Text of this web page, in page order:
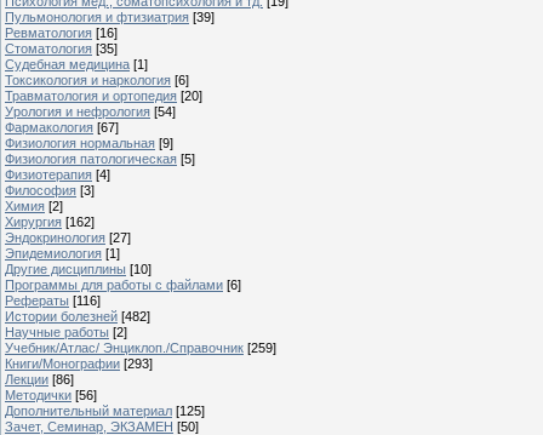
Пульмонология и фтизиатрия [39]
Ревматология [16]
Стоматология [35]
Судебная медицина [1]
Токсикология и наркология [6]
Травматология и ортопедия [20]
Урология и нефрология [54]
Фармакология [67]
Физиология нормальная [9]
Физиология патологическая [5]
Физиотерапия [4]
Философия [3]
Химия [2]
Хирургия [162]
Эндокринология [27]
Эпидемиология [1]
Другие дисциплины [10]
Программы для работы с файлами [6]
Рефераты [116]
Истории болезней [482]
Научные работы [2]
Учебник/Атлас/ Энциклоп./Справочник [259]
Книги/Монографии [293]
Лекции [86]
Методички [56]
Дополнительный материал [125]
Зачет, Семинар, ЭКЗАМЕН [50]